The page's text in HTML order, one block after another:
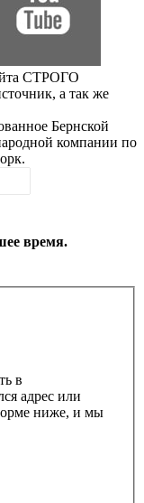
СТРОГО
а так же
Бернской
компании по
время.
в
адрес или
ниже, и мы